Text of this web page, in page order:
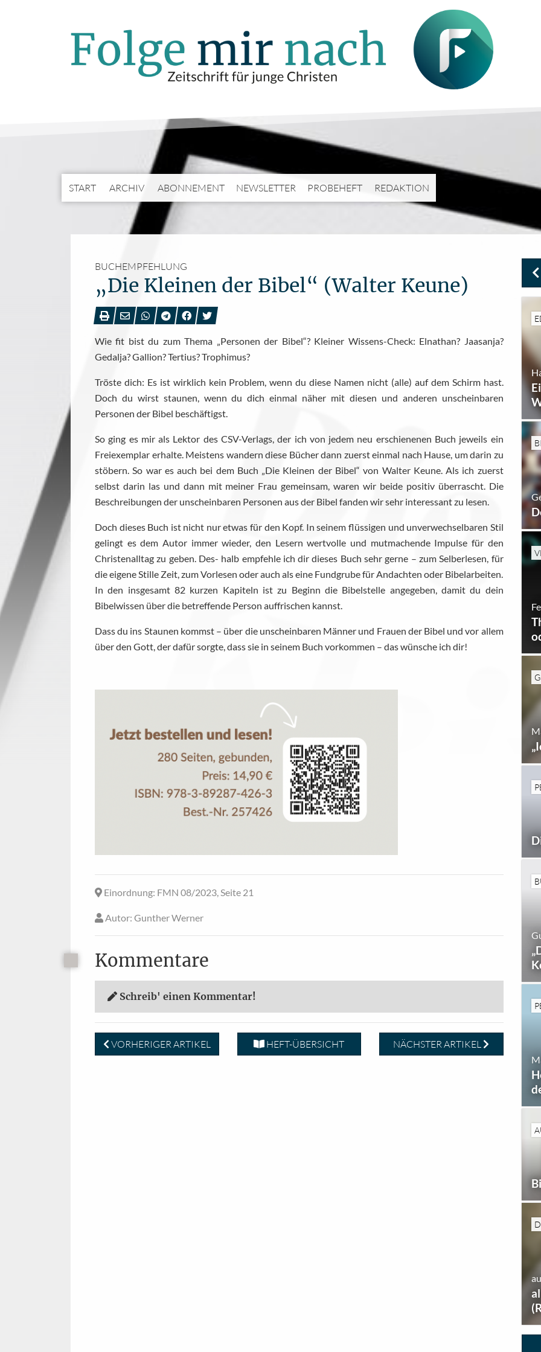
START ARCHIV ABONNEMENT NEWSLETTER PROBEHEFT REDAKTION
BUCHEMPFEHLUNG
„Die Kleinen der Bibel“ (Walter Keune)
Wie fit bist du zum Thema „Personen der Bibel“? Kleiner Wissens-Check: Elnathan? Jaasanja?
Gedalja? Gallion? Tertius? Trophimus?
Tröste dich: Es ist wirklich kein Problem, wenn du diese Namen nicht (alle) auf dem Schirm hast.
Doch du wirst staunen, wenn du dich einmal näher mit diesen und anderen unscheinbaren
Personen der Bibel beschäftigst.
So ging es mir als Lektor des CSV-Verlags, der ich von jedem neu erschienenen Buch jeweils ein
Freiexemplar erhalte. Meistens wandern diese Bücher dann zuerst einmal nach Hause, um darin zu
stöbern. So war es auch bei dem Buch „Die Kleinen der Bibel“ von Walter Keune. Als ich zuerst
selbst darin las und dann mit meiner Frau gemeinsam, waren wir beide positiv überrascht. Die
Beschreibungen der unscheinbaren Personen aus der Bibel fanden wir sehr interessant zu lesen.
Doch dieses Buch ist nicht nur etwas für den Kopf. In seinem flüssigen und unverwechselbaren Stil
gelingt es dem Autor immer wieder, den Lesern wertvolle und mutmachende Impulse für den
Christenalltag zu geben. Des- halb empfehle ich dir dieses Buch sehr gerne – zum Selberlesen, für
die eigene Stille Zeit, zum Vorlesen oder auch als eine Fundgrube für Andachten oder Bibelarbeiten.
In den insgesamt 82 kurzen Kapiteln ist zu Beginn die Bibelstelle angegeben, damit du dein
Bibelwissen über die betreffende Person auffrischen kannst.
Dass du ins Staunen kommst – über die unscheinbaren Männer und Frauen der Bibel und vor allem
über den Gott, der dafür sorgte, dass sie in seinem Buch vorkommen – das wünsche ich dir!
Einordnung: FMN 08/2023, Seite 21
Autor: Gunther Werner
Kommentare
Schreib' einen Kommentar!
VORHERIGER ARTIKEL HEFT-ÜBERSICHT NÄCHSTER ARTIKEL